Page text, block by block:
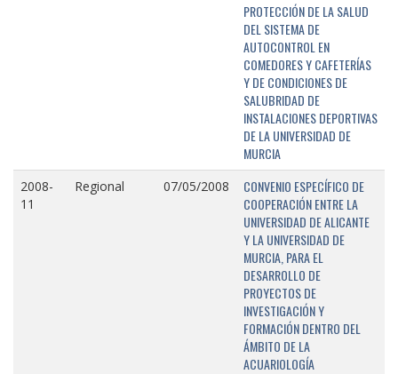
PROTECCIÓN DE LA SALUD
DEL SISTEMA DE
AUTOCONTROL EN
COMEDORES Y CAFETERÍAS
Y DE CONDICIONES DE
SALUBRIDAD DE
INSTALACIONES DEPORTIVAS
DE LA UNIVERSIDAD DE
MURCIA
2008-
11
Regional 07/05/2008
CONVENIO ESPECÍFICO DE
COOPERACIÓN ENTRE LA
UNIVERSIDAD DE ALICANTE
Y LA UNIVERSIDAD DE
MURCIA, PARA EL
DESARROLLO DE
PROYECTOS DE
INVESTIGACIÓN Y
FORMACIÓN DENTRO DEL
ÁMBITO DE LA
ACUARIOLOGÍA